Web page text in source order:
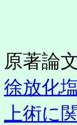
原著論
徐放化
上術に